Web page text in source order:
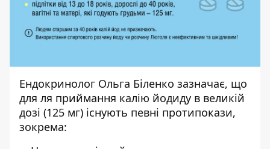
Ендокринолог Ольга Біленко зазначає, що
для ля приймання калію йодиду в великій
дозі (125 мг) існують певні протипокази,
зокрема: